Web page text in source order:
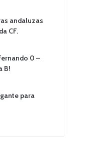
andaluzas
CF.
0 –
B!
para